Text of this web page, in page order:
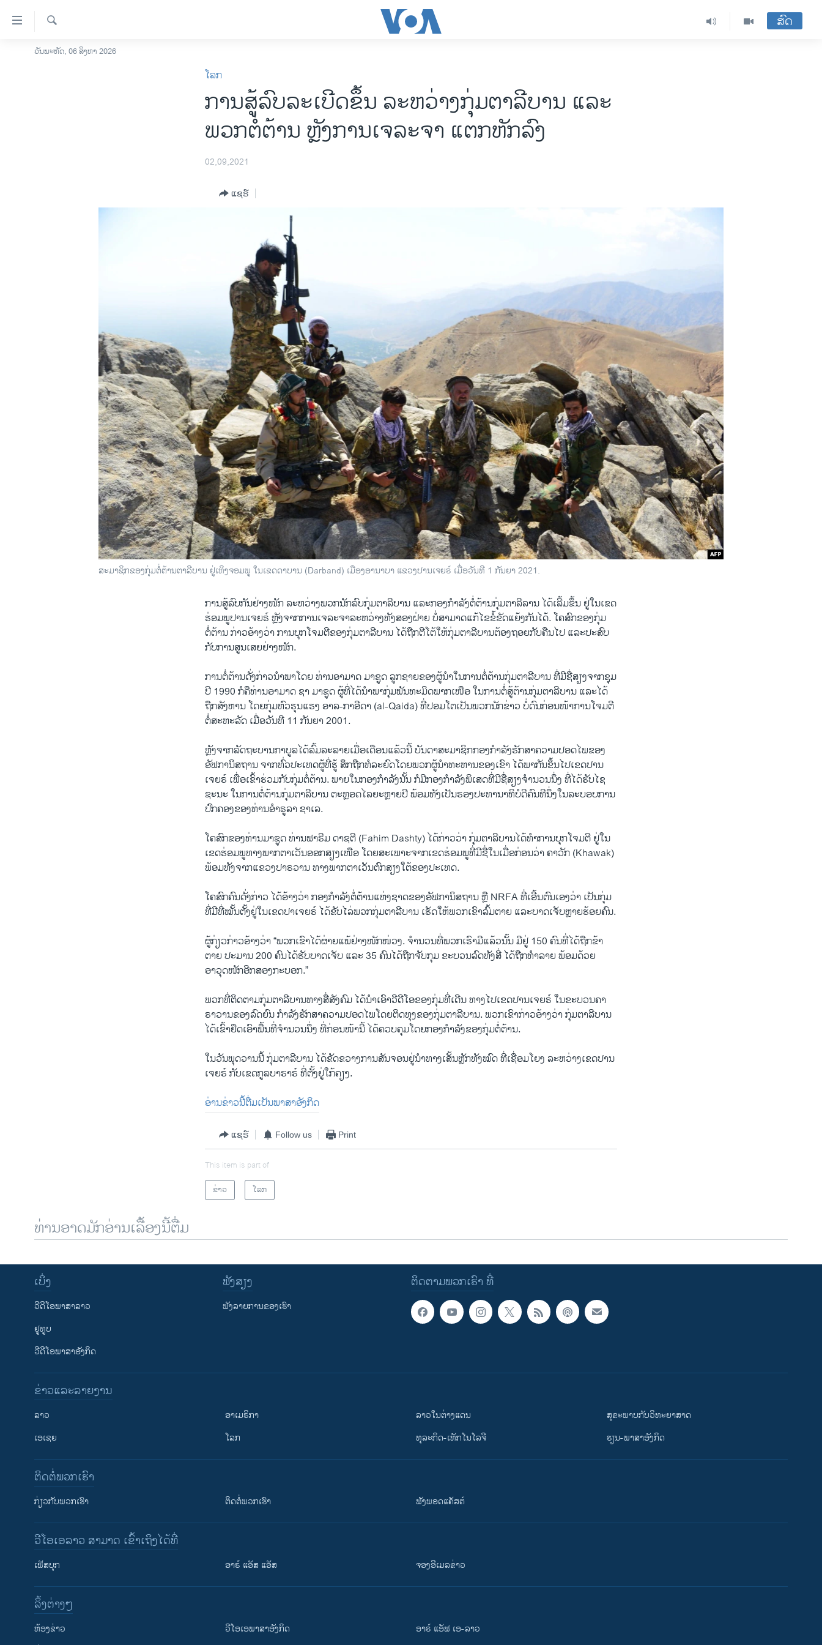
ລິ້ງ
ສຳຫລັບ
ໂຮມເພຈ
ຕິດຕາມພວກເຮົາ ທີ່
ຄົ້ນຫາ
ສົດ
ວັນພະຫັດ, 06 ສິງຫາ 2026
ໂລກ
ການສູ້ລົບລະເບີດຂຶ້ນ ລະຫວ່າງກຸ່ມຕາລີບານ ແລະ
ພວກຕໍ່ຕ້ານ ຫຼັງການເຈລະຈາ ແຕກຫັກລົງ
02,09,2021
ແຊຣ໌
ສະມາຊິກຂອງກຸ່ມຕໍ່ຕ້ານຕາລີບານ ຢູ່ເທິງຈອມພູ ໃນເຂດດາບານ (Darband) ເມືອງອານາບາ ແຂວງປານເຈຍຣ໌ ເມື່ອວັນທີ 1 ກັນຍາ 2021.
ການສູ້ລົບກັນຢ່າງໜັກ ລະຫວ່າງພວກນັກລົບກຸ່ມຕາລີບານ ແລະກອງກຳລັງຕໍ່ຕ້ານກຸ່ມຕາລີລານ ໄດ້ເລີ້ມຂຶ້ນ ຢູ່ໃນເຂດ
ຮ່ອມພູປານເຈຍຣ໌ ຫຼັງຈາກການເຈລະຈາລະຫວ່າງທັງສອງຝ່າຍ ບໍ່ສາມາດແກ້ໄຂຂໍ້ຂັດແຍ້ງກັນໄດ້. ໂຄສົກຂອງກຸ່ມ
ຕໍ່ຕ້ານ ກ່າວອ້າງວ່າ ການບຸກໂຈມຕີຂອງກຸ່ມຕາລີບານ ໄດ້ຖືກຕີໂຕ້ໃຫ້ກຸ່ມຕາລີບານຕ້ອງຖອຍກັບຄືນໄປ ແລະປະສົບ
ກັບການສູນເສຍຢ່າງໜັກ.
ການຕໍ່ຕ້ານດັ່ງກ່າວນຳພາໂດຍ ທ່ານອາມາດ ມາຊູດ ລູກຊາຍຂອງຜູ້ນຳໃນການຕໍ່ຕ້ານກຸ່ມຕາລີບານ ທີ່ມີຊື່ສຽງຈາກຊຸມ
ປີ 1990 ກໍຄືທ່ານອາມາດ ຊາ ມາຊູດ ຜູ້ທີ່ໄດ້ນຳພາກຸ່ມພັນທະມິດພາກເໜືອ ໃນການຕໍ່ສູ້ຕ້ານກຸ່ມຕາລີບານ ແລະໄດ້
ຖືກສັງຫານ ໂດຍກຸ່ມຫົວຮຸນແຮງ ອາລ-ກາອີດາ (al-Qaida) ທີ່ປອມໂຕເປັນພວກນັກຂ່າວ ບໍ່ດົນກ່ອນໜ້າການໂຈມຕີ
ຕໍ່ສະຫະລັດ ເມື່ອວັນທີ 11 ກັນຍາ 2001.
ຫຼັງຈາກລັດຖະບານກາບູລໄດ້ລົ້ມລະລາຍເມື່ອເດືອນແລ້ວນີ້ ບັນດາສະມາຊິກກອງກຳລັງຮັກສາຄວາມປອດໄພຂອງ
ອັຟການິສຖານ ຈາກທົ່ວປະເທດຜູ້ທີ່ຮູ້ ສຶກຖືກທໍລະຍົດໂດຍພວກຜູ້ນຳທະຫານຂອງເຂົາ ໄດ້ພາກັນຂຶ້ນໄປເຂດປານ
ເຈຍຣ໌ ເພື່ອເຂົ້າຮ່ວມກັບກຸ່ມຕໍ່ຕ້ານ. ພາຍໃນກອງກຳລັງນັ້ນ ກໍມີກອງກຳລັງພິເສດທີ່ມີຊື່ສຽງຈຳນວນນຶ່ງ ທີ່ໄດ້ຮັບໄຊ
ຊະນະ ໃນການຕໍ່ຕ້ານກຸ່ມຕາລີບານ ຕະຫຼອດໄລຍະຫຼາຍປີ ພ້ອມທັງເປັນຮອງປະທານາທິບໍດີຄົນທີນຶ່ງໃນລະບອບການ
ປົກຄອງຂອງທ່ານອຳຣູລາ ຊາເລ.
ໂຄສົກຂອງທ່ານມາຊູດ ທ່ານຟາຮີມ ດາຊຕີ (Fahim Dashty) ໄດ້ກ່າວວ່າ ກຸ່ມຕາລີບານໄດ້ທຳການບຸກໂຈມຕີ ຢູ່ໃນ
ເຂດຮ່ອມພູທາງພາກຕາເວັນອອກສຽງເໜືອ ໂດຍສະເພາະຈາກເຂດຮ່ອມພູທີ່ມີຊື່ໃນເມື່ອກ່ອນວ່າ ຄາວັກ (Khawak)
ພ້ອມທັງຈາກແຂວງປາຣວານ ທາງພາກຕາເວັນຕົກສຽງໃຕ້ຂອງປະເທດ.
ໂຄສົກຄົນດັ່ງກ່າວ ໄດ້ອ້າງວ່າ ກອງກຳລັງຕໍ່ຕ້ານແຫ່ງຊາດຂອງອັຟການິສຖານ ຫຼື NRFA ທີ່ເອີ້ນຕົນເອງວ່າ ເປັນກຸ່ມ
ທີ່ມີທີ່ໝັ້ນຕັ້ງຢູ່ໃນເຂດປາເຈຍຣ໌ ໄດ້ຂັບໄລ່ພວກກຸ່ມຕາລີບານ ເຮັດໃຫ້ພວກເຂົາລົ້ມຕາຍ ແລະບາດເຈັບຫຼາຍຮ້ອຍຄົນ.
ຜູ້ກ່ຽວກ່າວອ້າງວ່າ “ພວກເຂົາໄດ້ຜ່າຍແພ້ຢ່າງໜັກໜ່ວງ. ຈຳນວນທີ່ພວກເຮົາມີແລ້ວນັ້ນ ມີຢູ່ 150 ຄົນທີ່ໄດ້ຖືກຂ້າ
ຕາຍ ປະມານ 200 ຄົນໄດ້ຮັບບາດເຈັບ ແລະ 35 ຄົນໄດ້ຖືກຈັບກຸມ ຂະບວນລົດທັງສີ່ ໄດ້ຖືກທຳລາຍ ພ້ອມດ້ວຍ
ອາວຸດໜັກອີກສອງກະບອກ.”
ພວກທີ່ຕິດຕາມກຸ່ມຕາລີບານທາງສື່ສັງຄົມ ໄດ້ນຳເອົາວີດີໂອຂອງກຸ່ມທີ່ເດີນ ທາງໄປເຂດປານເຈຍຣ໌ ໃນຂະບວນຄາ
ຣາວານຂອງລົດຍົນ ກຳລັງຮັກສາຄວາມປອດໄພໂດຍຕິດທຸງຂອງກຸ່ມຕາລີບານ. ພວກເຂົາກ່າວອ້າງວ່າ ກຸ່ມຕາລີບານ
ໄດ້ເຂົ້າຢຶດເອົາພື້ນທີ່ຈຳນວນນຶ່ງ ທີ່ກ່ອນໜ້ານີ້ ໄດ້ຄວບຄຸມໂດຍກອງກຳລັງຂອງກຸ່ມຕໍ່ຕ້ານ.
ໃນວັນພຸດວານນີ້ ກຸ່ມຕາລີບານ ໄດ້ຂັດຂວາງການສັນຈອນຢູ່ນຳທາງເສັ້ນຫຼັກທັງໝົດ ທີ່ເຊື່ອມໂຍງ ລະຫວ່າງເຂດປານ
ເຈຍຣ໌ ກັບເຂດກູລບາຮາຣ໌ ທີ່ຕັ້ງຢູ່ໃກ້ຄຽງ.
ອ່ານຂ່າວນີ້ຕື່ມເປັນພາສາອັງກິດ
ແຊຣ໌ Follow us Print
This item is part of
ຂ່າວ
ໂລກ
ທ່ານອາດມັກອ່ານເລື້ອງນີ້ຕື່ມ
ຕິດຕາມພວກເຮົາ ທີ່
ເບິ່ງ
ວີດີໂອພາສາລາວ
ຢູທູບ
ວີດີໂອພາສາອັງກິດ
ຟັງສຽງ
ຟັງລາຍການຂອງເຮົາ
ຂ່າວແລະລາຍງານ
ລາວ
ເອເຊຍ
ອາເມຣິກາ
ໂລກ
ລາວໃນຕ່າງແດນ
ທຸລະກິດ-ເທັກໂນໂລຈີ
ສຸຂະພາບກັບວິທະຍາສາດ
ຮຽນ-ພາສາອັງກິດ
ຕິດຕໍ່ພວກເຮົາ
ກ່ຽວກັບພວກເຮົາ ຕິດຕໍ່ພວກເຮົາ ຟັງພອດແຄັສຕ໌
ວີໂອເອລາວ ສາມາດ ເຂົ້າເຖິງໄດ້ທີ່
ເຟັສບຸກ ອາຣ໌ ແອັສ ແອັສ ຈອງອີເມລຂ່າວ
​ລິ້ງ​ຕ່າງໆ
​ຫ້ອງ​ຂ່າວ
ວີ​ໂອ​ເອ​ພາ​ສາ​ອັງ​ກິດ
ອາຣ໌ ແອັຟ ເອ-ລາວ